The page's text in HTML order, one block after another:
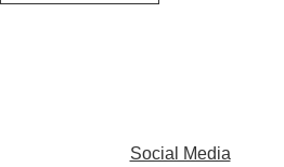
Social Media